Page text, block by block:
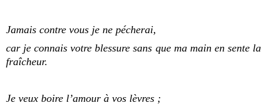
Jamais contre vous je ne pécherai,
car je connais votre blessure sans que ma main en sente la
fraîcheur.
Je veux boire l’amour à vos lèvres ;